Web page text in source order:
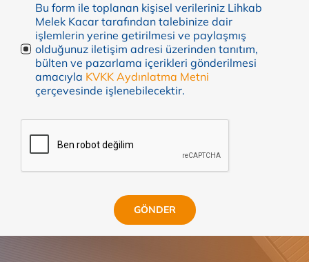
Bu form ile toplanan kişisel verileriniz Lihkab
Melek Kacar tarafından talebinize dair
işlemlerin yerine getirilmesi ve paylaşmış
olduğunuz iletişim adresi üzerinden tanıtım,
bülten ve pazarlama içerikleri gönderilmesi
amacıyla KVKK Aydınlatma Metni
çerçevesinde işlenebilecektir.
GÖNDER